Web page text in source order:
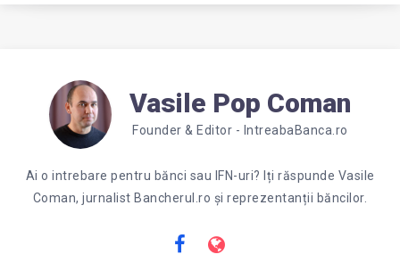
Vasile Pop Coman
Founder & Editor - IntreabaBanca.ro
Ai o intrebare pentru bănci sau IFN-uri? Iți răspunde Vasile
Coman, jurnalist Bancherul.ro și reprezentanții băncilor.